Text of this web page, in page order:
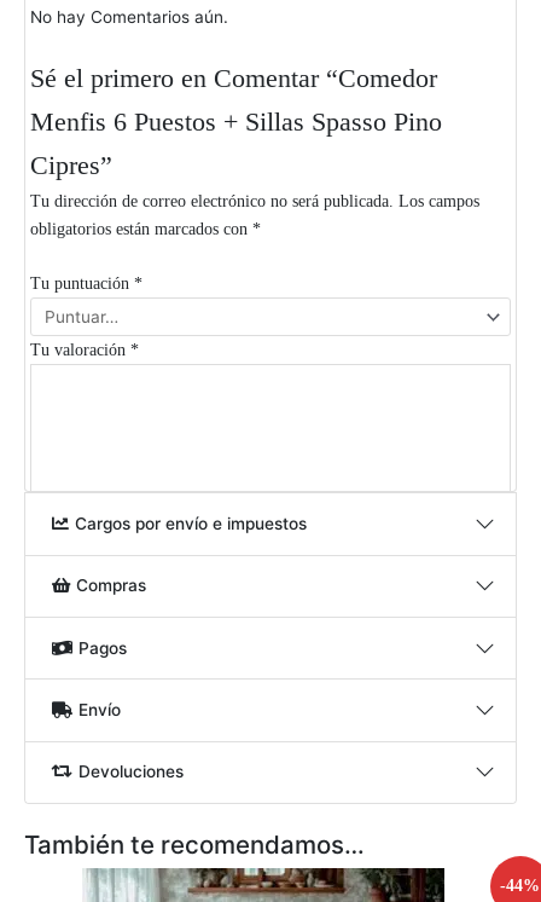
No hay Comentarios aún.
Sé el primero en Comentar “Comedor
Menfis 6 Puestos + Sillas Spasso Pino
Cipres”
Tu dirección de correo electrónico no será publicada. Los campos
obligatorios están marcados con*
Tu puntuación*
Tu valoración*
Guarda mi nombre, correo electrónico y web en este navegador para
la próxima vez que comente.
Cargos por envío e impuestos
Compras
Pagos
Envío
Devoluciones
También te recomendamos…
-44%